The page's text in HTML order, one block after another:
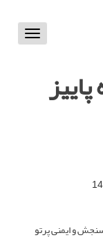
Toggle
و ایمنی پرتو